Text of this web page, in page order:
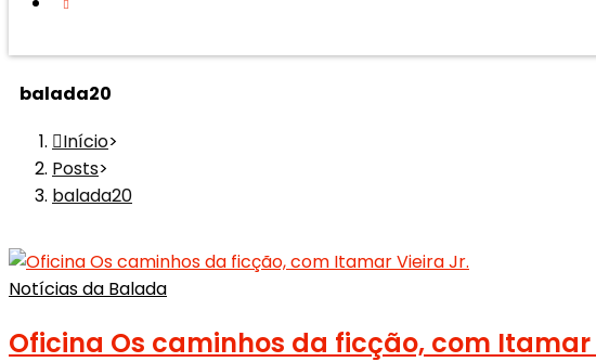
balada20
Início>
Posts>
balada20
Notícias da Balada
Oficina Os caminhos da ficção, com Itamar